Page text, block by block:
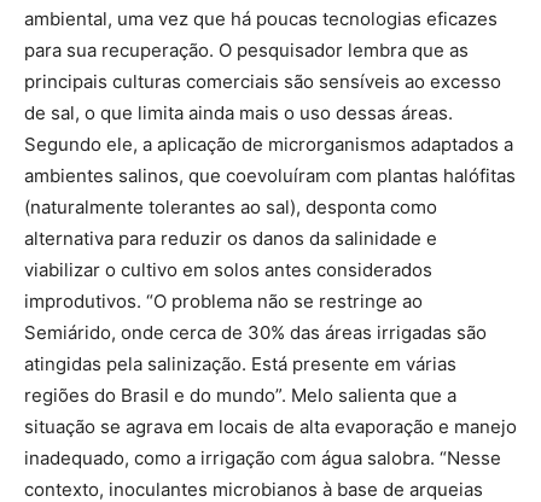
ambiental, uma vez que há poucas tecnologias eficazes
para sua recuperação. O pesquisador lembra que as
principais culturas comerciais são sensíveis ao excesso
de sal, o que limita ainda mais o uso dessas áreas.
Segundo ele, a aplicação de microrganismos adaptados a
ambientes salinos, que coevoluíram com plantas halófitas
(naturalmente tolerantes ao sal), desponta como
alternativa para reduzir os danos da salinidade e
viabilizar o cultivo em solos antes considerados
improdutivos. “O problema não se restringe ao
Semiárido, onde cerca de 30% das áreas irrigadas são
atingidas pela salinização. Está presente em várias
regiões do Brasil e do mundo”. Melo salienta que a
situação se agrava em locais de alta evaporação e manejo
inadequado, como a irrigação com água salobra. “Nesse
contexto, inoculantes microbianos à base de arqueias